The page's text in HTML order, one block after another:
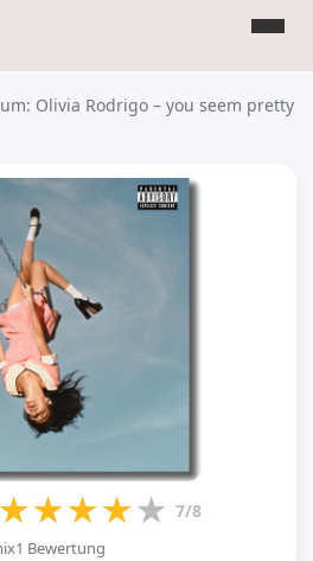
Olivia Rodrigo – you seem pretty
★★★★★ 7/8
Bewertung